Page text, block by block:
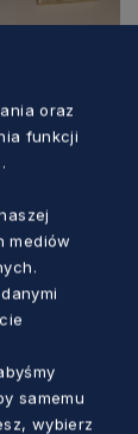
3 dni temu
oraz
funkcji
mediów
samemu
wybierz